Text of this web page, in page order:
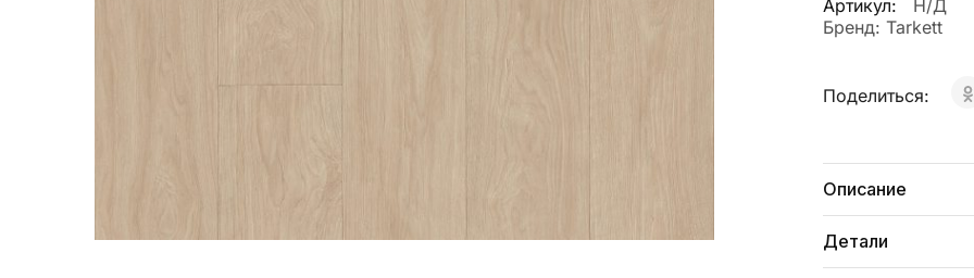
Артикул:
Н/Д
Бренд: Tarkett
Поделиться:
Описание
Детали